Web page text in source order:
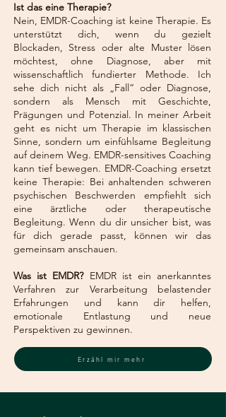
Ist das eine Therapie?
Nein, EMDR-Coaching ist keine Therapie. Es
unterstützt dich, wenn du gezielt
Blockaden, Stress oder alte Muster lösen
möchtest, ohne Diagnose, aber mit
wissenschaftlich fundierter Methode. Ich
sehe dich nicht als „Fall“ oder Diagnose,
sondern als Mensch mit Geschichte,
Prägungen und Potenzial. In meiner Arbeit
geht es nicht um Therapie im klassischen
Sinne, sondern um einfühlsame Begleitung
auf deinem Weg. EMDR-sensitives Coaching
kann tief bewegen. EMDR-Coaching ersetzt
keine Therapie: ​ Bei anhaltenden schweren
psychischen Beschwerden empfiehlt sich
eine ärztliche oder therapeutische
Begleitung. Wenn du dir unsicher bist, was
für dich gerade passt, können wir das
gemeinsam anschauen.
Was ist EMDR? EMDR ist ein anerkanntes
Verfahren zur Verarbeitung belastender
Erfahrungen und kann dir helfen,
emotionale Entlastung und neue
Perspektiven zu gewinnen.
Erzähl mir mehr